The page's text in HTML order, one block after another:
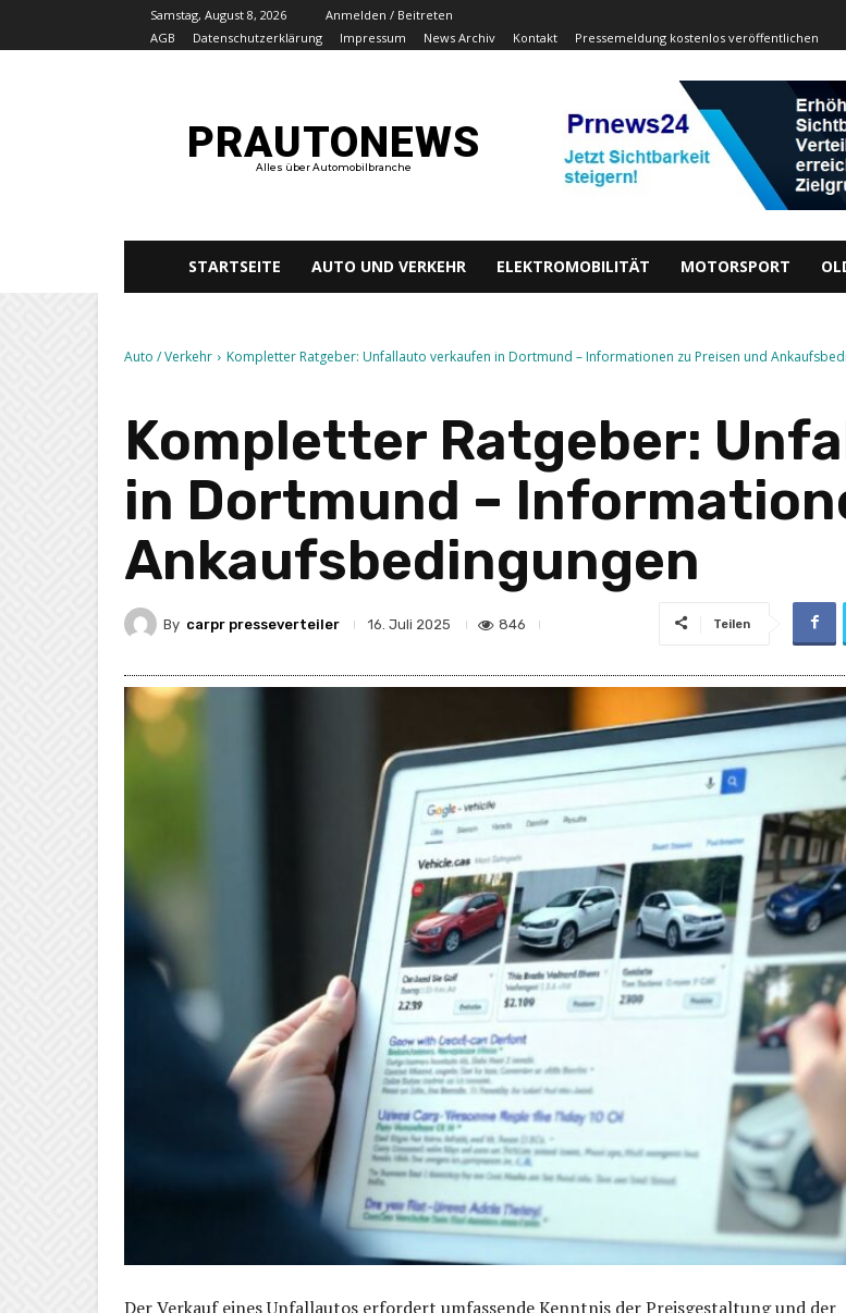
Samstag, August 8, 2026
Anmelden / Beitreten
AGB
Datenschutzerklärung Impressum News Archiv Kontakt Pressemeldung kostenlos veröffentlichen
PRAUTONEWS
Alles über Automobilbranche
STARTSEITE AUTO UND VERKEHR ELEKTROMOBILITÄT MOTORSPORT
Auto / Verkehr Kompletter Ratgeber: Unfallauto verkaufen in Dortmund – Informationen zu Preisen und
Kompletter Ratgeber:
in Dortmund –
Ankaufsbedingungen
By carpr presseverteiler 16. Juli 2025 846 Teilen
Der Verkauf eines Unfallautos erfordert umfassende Kenntnis der Preisgestaltung und der